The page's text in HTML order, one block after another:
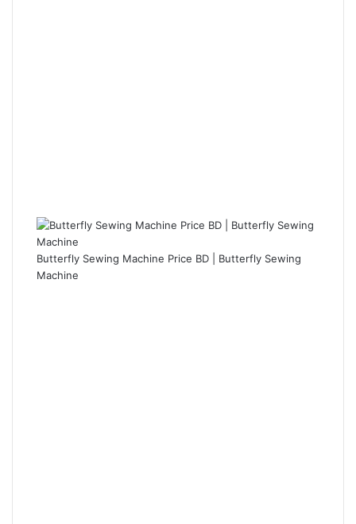
Butterfly Sewing Machine Price BD | Butterfly Sewing
Machine